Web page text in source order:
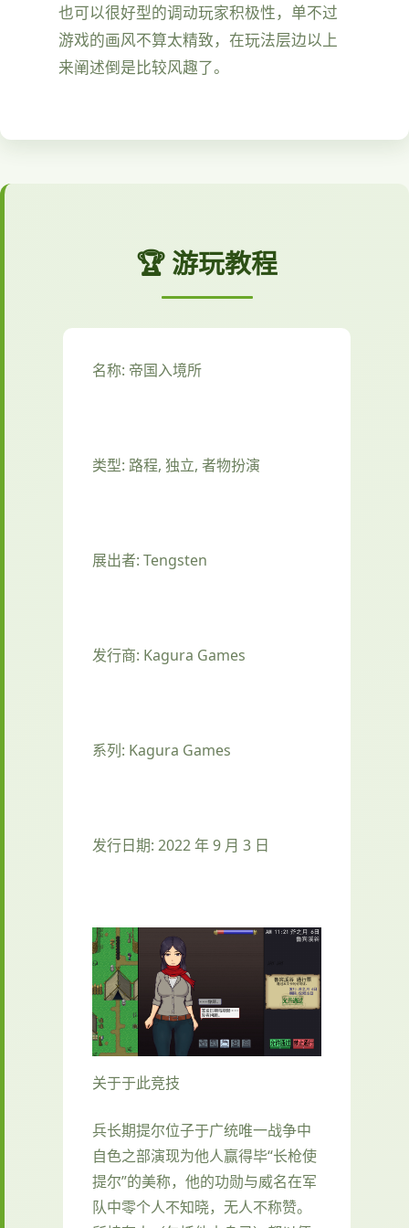
也可以很好型的调动玩家积极性，单不过
游戏的画风不算太精致，在玩法层边以上
来阐述倒是比较风趣了。
🏆 游玩教程
名称: 帝国入境所
类型: 路程, 独立, 者物扮演
展出者: Tengsten
发行商: Kagura Games
系列: Kagura Games
发行日期: 2022 年 9 月 3 日
关于于此竞技
兵长期提尔位子于广统唯一战争中
自色之部演现为他人赢得毕“长枪使
提尔”的美称，他的功勋与威名在军
队中零个人不知晓，无人不称赞。